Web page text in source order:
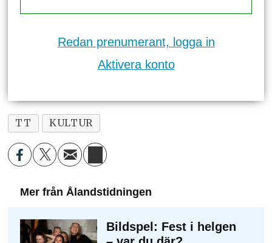
Redan prenumerant, logga in
Aktivera konto
TT KULTUR